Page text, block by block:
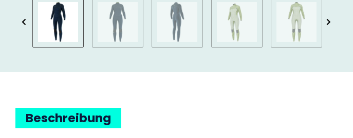
Beschreibung